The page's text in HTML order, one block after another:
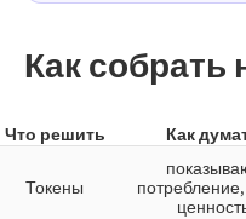
Как собрать
Что решить Как
Токены